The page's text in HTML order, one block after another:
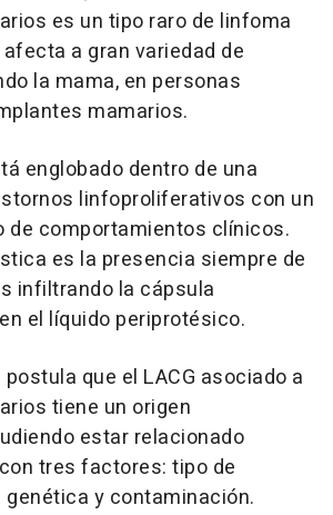
es un tipo raro de linfoma
a gran variedad de
la mama, en personas
mamarios.
englobado dentro de una
linfoproliferativos con un
de comportamientos clínicos.
es la presencia siempre de
infiltrando la cápsula
el líquido periprotésico.
que el LACG asociado a
tiene un origen
estar relacionado
tres factores: tipo de
y contaminación.